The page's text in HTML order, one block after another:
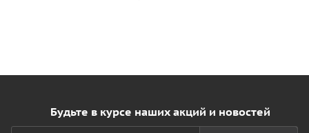
Будьте в курсе наших акций и новостей